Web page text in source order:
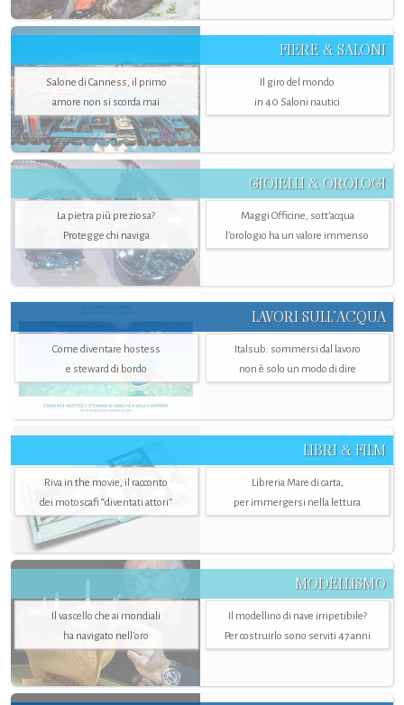
FIERE & SALONI
Salone di Canness, il primo
amore non si scorda mai
Il giro del mondo
in 40 Saloni nautici
GIOIELLI & OROLOGI
La pietra più preziosa?
Protegge chi naviga
Maggi Officine, sott’acqua
l'orologio ha un valore immenso
LAVORI SULL’ACQUA
Come diventare hostess
e steward di bordo
Italsub: sommersi dal lavoro
non è solo un modo di dire
LIBRI & FILM
Riva in the movie, il racconto
dei motoscafi “diventati attori”
Libreria Mare di carta,
per immergersi nella lettura
MODELLISMO
Il vascello che ai mondiali
ha navigato nell’oro
Il modellino di nave irripetibile?
Per costruirlo sono serviti 47 anni